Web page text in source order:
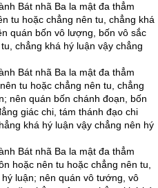
Bát nhã Ba la mật đa thẳm
tu hoặc chẳng nên tu, chẳng khá
quán bốn vô lượng, bốn vô sắc
chẳng khá hý luận vậy chẳng
Bát nhã Ba la mật đa thẳm
tu hoặc chẳng nên tu, chẳng
nên quán bốn chánh đoạn, bốn
giác chi, tám thánh đạo chi
khá hý luận vậy chẳng nên hý
Bát nhã Ba la mật đa thẳm
hoặc nên tu hoặc chẳng nên tu,
luận; nên quán vô tướng, vô